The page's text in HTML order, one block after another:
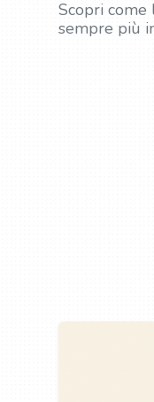
Scopri
sempre più